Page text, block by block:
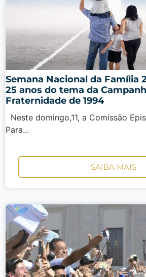
Semana Nacional da Família
25 anos do tema da
Fraternidade de 1994
Neste domingo,11, a Comissão
Para...
SAIBA MAIS